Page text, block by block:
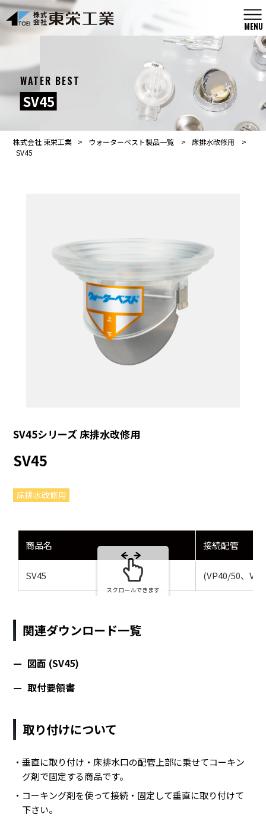
MENU
WATER BEST
SV45
株式会社 東栄工業 > ウォーターベスト製品一覧 > 床排水改修用 >
SV45
SV45シリーズ 床排水改修用
SV45
床排水改修用
商品名 接続配管
SV45 (VP40/50、
スクロールできます
関連ダウンロード一覧
図面 (SV45)
取付要領書
取り付けについて
・垂直に取り付け・床排水口の配管上部に乗せてコーキン
グ剤で固定する商品です。
・コーキング剤を使って接続・固定して垂直に取り付けて
下さい。